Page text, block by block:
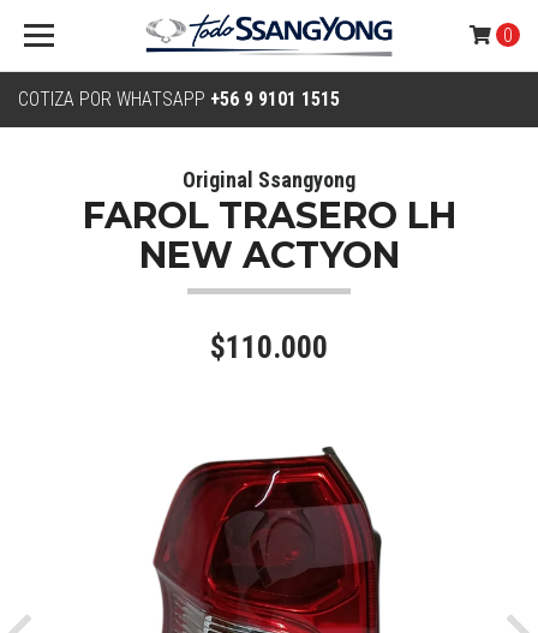
COTIZA POR WHATSAPP +56 9 9101 1515
0
Original Ssangyong
FAROL TRASERO LH
NEW ACTYON
$110.000